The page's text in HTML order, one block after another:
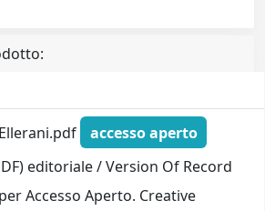
accesso aperto
editoriale / Version Of Record
Accesso Aperto. Creative